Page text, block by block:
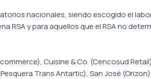
nacionales, siendo escogido el
y para aquellos que el RSA no
Cuisine & Co. (Cencosud
Trans Antartic), San José